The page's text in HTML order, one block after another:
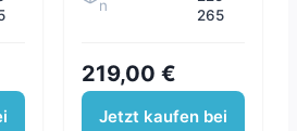
n
265
219,00 €
Jetzt kaufen bei